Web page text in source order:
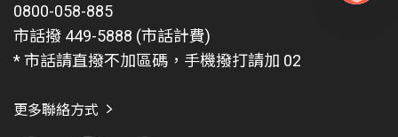
0800-058-885
市話撥 449-5888 (市話計費)
* 市話請直撥不加區碼，手機撥打請加 02
更多聯絡方式